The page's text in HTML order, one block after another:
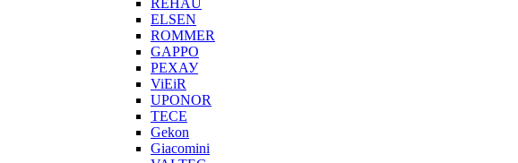
REHAU
ELSEN
ROMMER
GAPPO
РЕХАУ
ViEiR
UPONOR
TECE
Gekon
Giacomini